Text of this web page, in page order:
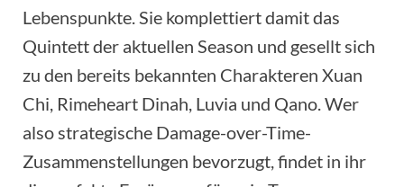
Lebenspunkte. Sie komplettiert damit das
Quintett der aktuellen Season und gesellt sich
zu den bereits bekannten Charakteren Xuan
Chi, Rimeheart Dinah, Luvia und Qano. Wer
also strategische Damage-over-Time-
Zusammenstellungen bevorzugt, findet in ihr